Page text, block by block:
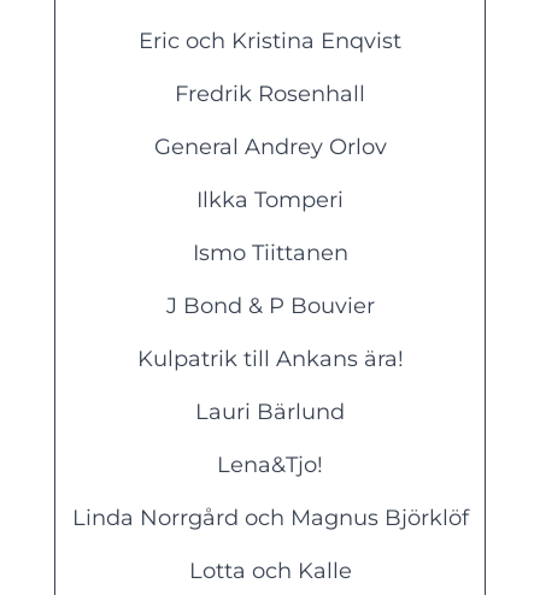
Eric och Kristina Enqvist
Fredrik Rosenhall
General Andrey Orlov
Ilkka Tomperi
Ismo Tiittanen
J Bond & P Bouvier
Kulpatrik till Ankans ära!
Lauri Bärlund
Lena&Tjo!
Linda Norrgård och Magnus Björklöf
Lotta och Kalle